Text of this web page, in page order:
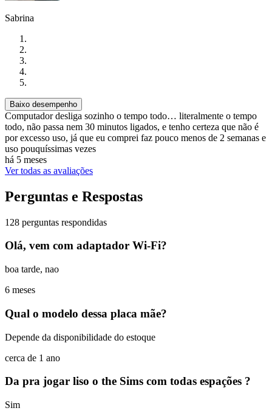
Sabrina
Baixo desempenho
Computador desliga sozinho o tempo todo… literalmente o tempo
todo, não passa nem 30 minutos ligados, e tenho certeza que não é
por excesso uso, já que eu comprei faz pouco menos de 2 semanas e
uso pouquíssimas vezes
há 5 meses
Ver todas as avaliações
Perguntas e Respostas
128 perguntas respondidas
Olá, vem com adaptador Wi-Fi?
boa tarde, nao
6 meses
Qual o modelo dessa placa mãe?
Depende da disponibilidade do estoque
cerca de 1 ano
Da pra jogar liso o the Sims com todas espações ?
Sim